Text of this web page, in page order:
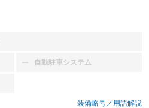
自動駐車システム
：装備なし
装備略号／用語解説